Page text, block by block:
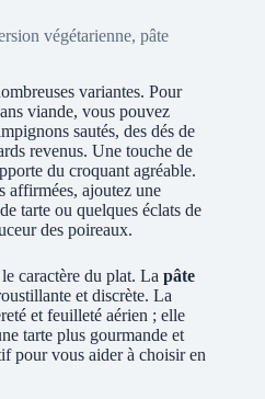
végétarienne, pâte
variantes. Pour
viande, vous pouvez
sautés, des dés de
revenus. Une touche de
du croquant agréable.
affirmées, ajoutez une
tarte ou quelques éclats de
des poireaux.
caractère du plat. La pâte
et discrète. La
et feuilleté aérien ; elle
tarte plus gourmande et
pour vous aider à choisir en